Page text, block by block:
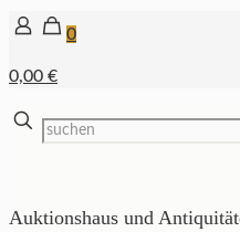
0
0,00 €
Auktionshaus und